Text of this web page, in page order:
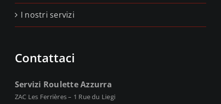
I nostri servizi
Contattaci
Servizi Roulette Azzurra
ZAC Les Ferrières – 1 Rue du Liegi